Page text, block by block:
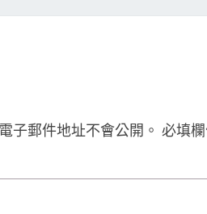
子郵件地址不會公開。 必填